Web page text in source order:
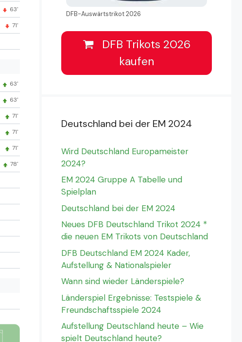
63'
71'
63'
63'
71'
71'
71'
78'
DFB-Auswärtstrikot 2026
DFB Trikots 2026
kaufen
Deutschland bei der EM 2024
Wird Deutschland Europameister
2024?
EM 2024 Gruppe A Tabelle und
Spielplan
Deutschland bei der EM 2024
Neues DFB Deutschland Trikot 2024 *
die neuen EM Trikots von Deutschland
DFB Deutschland EM 2024 Kader,
Aufstellung & Nationalspieler
Wann sind wieder Länderspiele?
Länderspiel Ergebnisse: Testspiele &
Freundschaftsspiele 2024
Aufstellung Deutschland heute – Wie
spielt Deutschland heute?